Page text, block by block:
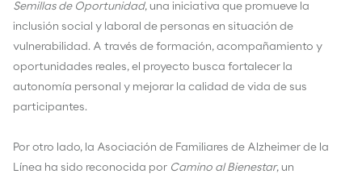
Semillas de Oportunidad, una iniciativa que promueve la
inclusión social y laboral de personas en situación de
vulnerabilidad. A través de formación, acompañamiento y
oportunidades reales, el proyecto busca fortalecer la
autonomía personal y mejorar la calidad de vida de sus
participantes.
Por otro lado, la Asociación de Familiares de Alzheimer de la
Línea ha sido reconocida por Camino al Bienestar, un